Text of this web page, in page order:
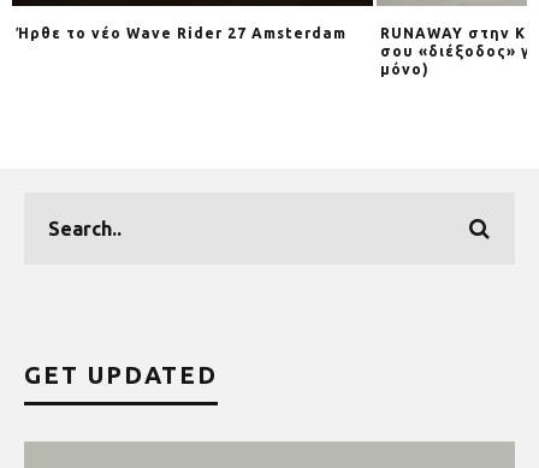
Ήρθε το νέο Wave Rider 27 Amsterdam
RUNAWAY στην
σου «διέξοδος»
μόνο)
GET UPDATED